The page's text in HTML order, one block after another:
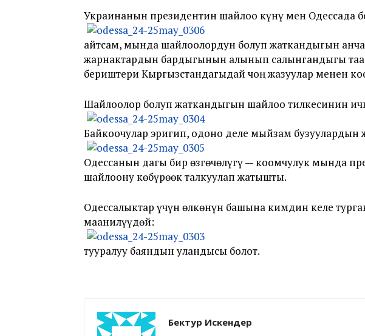
Украинанын президентин шайлоо күнү мен Одессада
айтсам, мында шайлоолордун болуп жаткандыгын
жарнактардын бардыгынын алынып салынгандыгы
бериштери Кыргызстандагыдай чоң жазуулар менен
Шайлоолор болуп жаткандыгын шайлоо тилкесинин
Байкоочулар эригип, одоно деле мыйзам
Одессанын дагы бир өзгөчөлүгү — коомчулук мында
шайлоону көбүрөөк талкуулап жатышты.
Одессалыктар үчүн өлкөнүн башына кимдин келе
маанилүүдөй:
тууралуу баяндын уландысы болот.
Бектур Искендер